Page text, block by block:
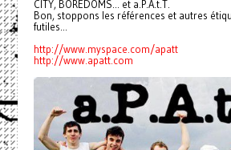
CITY, BOREDOMS... et a.P.A.t.T.
Bon, stoppons les références et autres
futiles...
http://www.myspace.com/apatt
http://www.apatt.com